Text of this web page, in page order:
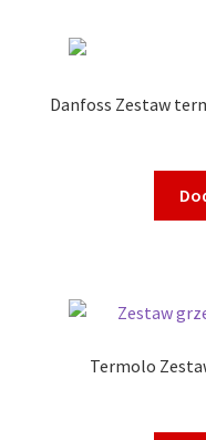
Danfoss Zestaw
Termolo